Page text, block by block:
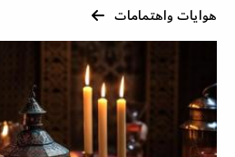
هوايات واهتمامات